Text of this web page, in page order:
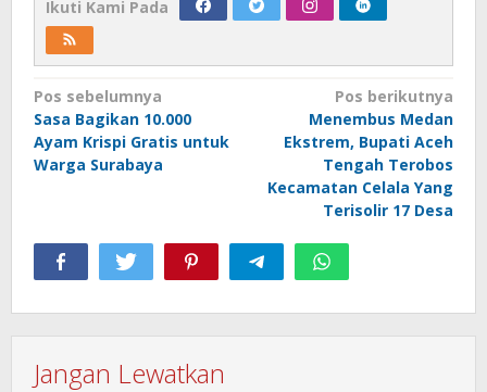
Ikuti Kami Pada
Navigasi
pos
Pos sebelumnya
Sasa Bagikan 10.000
Ayam Krispi Gratis untuk
Warga Surabaya
Pos berikutnya
Menembus Medan
Ekstrem, Bupati Aceh
Tengah Terobos
Kecamatan Celala Yang
Terisolir 17 Desa
Jangan Lewatkan